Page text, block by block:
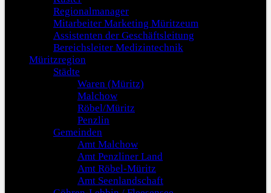
Regionalmanager
Mitarbeiter Marketing Müritzeum
Assistenten der Geschäftsleitung
Bereichsleiter Medizintechnik
Müritzregion
Städte
Waren (Müritz)
Malchow
Röbel/Müritz
Penzlin
Gemeinden
Amt Malchow
Amt Penzliner Land
Amt Röbel-Müritz
Amt Seenlandschaft